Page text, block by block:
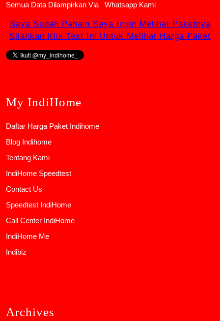
Semua Data Dilampirkan Via
Whatsapp Kami
Saya Sudah Paham Saya Ingin Melihat Paketnya
Silahkan Klik Text Ini Untuk Melihat Harga Paket
My IndiHome
Daftar Harga Paket Indihome
Blog Indihome
Tentang Kami
IndiHome Speedtest
Contact Us
Speedtest IndiHome
Call Center IndiHome
IndiHome Me
Indibiz
Archives